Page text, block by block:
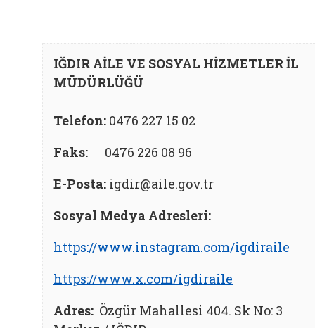
IĞDIR AİLE VE SOSYAL HİZMETLER İL
MÜDÜRLÜĞÜ
Telefon: 0476 227 15 02
Faks:
0476 226 08 96
E-Posta: igdir@aile.gov.tr
Sosyal Medya Adresleri:
https://www.instagram.com/igdiraile
https://www.x.com/igdiraile
Adres: Özgür Mahallesi 404. Sk No: 3